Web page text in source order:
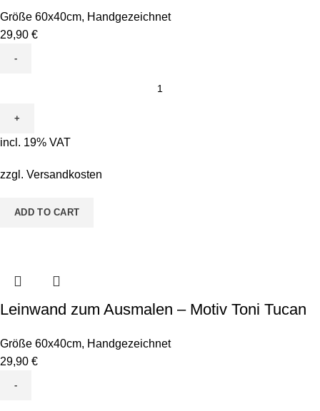
Größe 60x40cm, Handgezeichnet
29,90 €
Ausmalen
-
Peppy
quantity
incl. 19% VAT
zzgl. Versandkosten
ADD TO CART
Leinwand zum Ausmalen – Motiv Toni Tucan
Größe 60x40cm, Handgezeichnet
29,90 €